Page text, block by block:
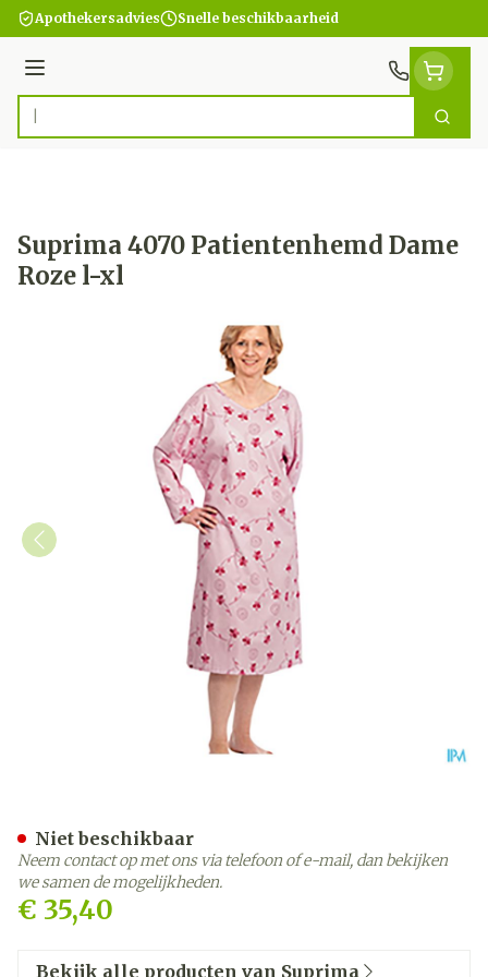
Ga naar de inhoud
Apothekersadvies Snelle beschikbaarheid
Menu
Product, merk, categorie... Zoek
Suprima 4070 Patientenhemd Dame
Roze l-xl
€ 35,40
Niet beschikbaar
Neem contact op met ons via telefoon of e-mail, dan bekijken
we samen de mogelijkheden.
Bekijk alle producten van Suprima